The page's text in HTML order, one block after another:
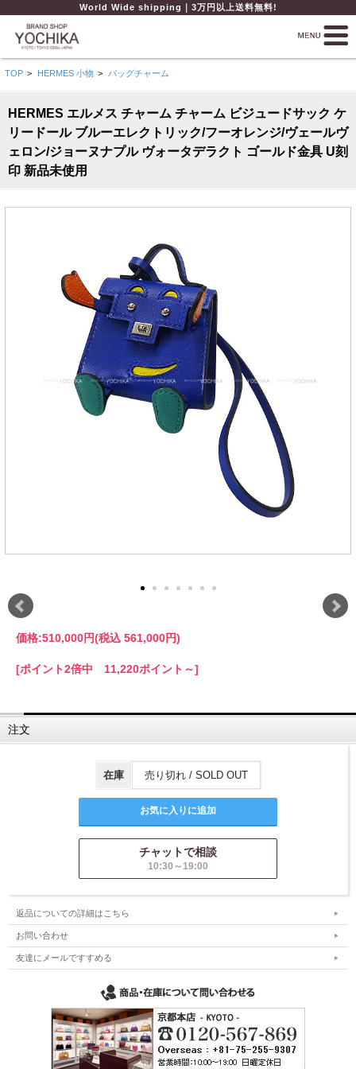
World Wide shipping｜3万円以上送料無料!
TOP > HERMES 小物 > バッグチャーム
HERMES エルメス チャーム チャーム ビジュードサック ケ
リードール ブルーエレクトリック/フーオレンジ/ヴェールヴ
ェロン/ジョーヌナプル ヴォータデラクト ゴールド金具 U刻
印 新品未使用
価格:510,000円(税込 561,000円)
[ポイント2倍中 11,220ポイント～]
注文
在庫 売り切れ / SOLD OUT
チャットで相談
10:30～19:00
返品についての詳細はこちら
お問い合わせ
友達にメールですすめる